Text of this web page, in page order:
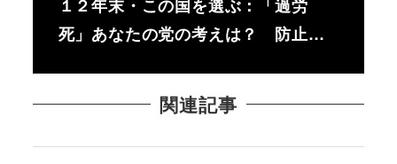
１２年末・この国を選ぶ：「過労
死」あなたの党の考えは？ 防止…
関連記事